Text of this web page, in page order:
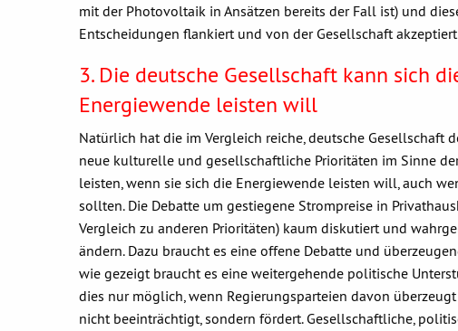
mit der Photovoltaik in Ansätzen bereits der Fall ist) und
Entscheidungen flankiert und von der Gesellschaft
3. Die deutsche Gesellschaft kann sich
Energiewende leisten will
Natürlich hat die im Vergleich reiche, deutsche
neue kulturelle und gesellschaftliche Prioritäten im Sinne
leisten, wenn sie sich die Energiewende leisten will, auch
sollten. Die Debatte um gestiegene Strompreise in
Vergleich zu anderen Prioritäten) kaum diskutiert und
ändern. Dazu braucht es eine offene Debatte und
wie gezeigt braucht es eine weitergehende politische
dies nur möglich, wenn Regierungsparteien davon
nicht beeinträchtigt, sondern fördert. Gesellschaftliche,